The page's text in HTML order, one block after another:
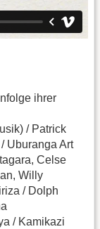
ihrer
/ Patrick
Uburanga Art
Celse
Willy
/ Dolph
/ Kamikazi